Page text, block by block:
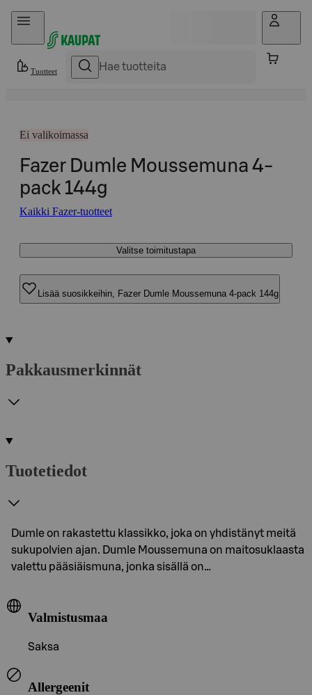
Hyppää sisältöön
Tuotteet
Ei valikoimassa
Fazer Dumle Moussemuna 4-
pack 144g
Kaikki Fazer-tuotteet
Valitse toimitustapa
Lisää suosikkeihin, Fazer Dumle Moussemuna 4-pack 144g
Pakkausmerkinnät
Tuotetiedot
Dumle on rakastettu klassikko, joka on yhdistänyt meitä
sukupolvien ajan. Dumle Moussemuna on maitosuklaasta
valettu pääsiäismuna, jonka sisällä on…
Valmistusmaa
Saksa
Allergeenit